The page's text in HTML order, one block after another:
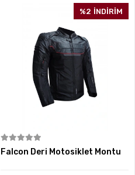
%2 İNDİRİM
Falcon Deri Motosiklet Montu